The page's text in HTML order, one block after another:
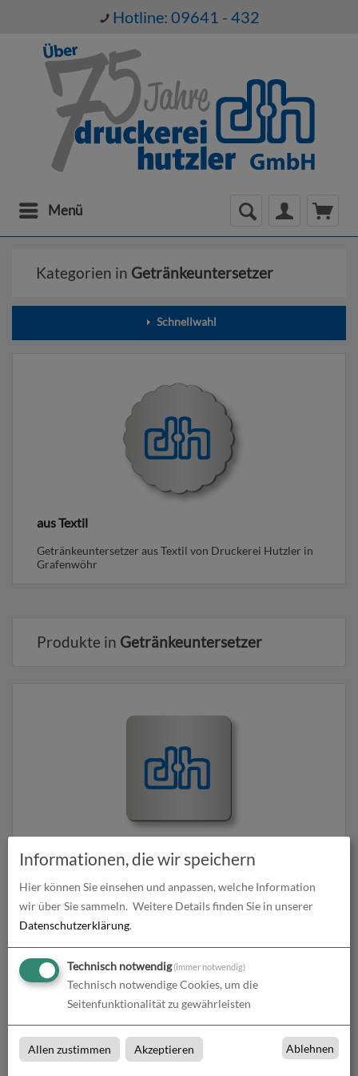
Hotline: 09641 - 432
Menü
Kategorien in Getränkeuntersetzer
Schnellwahl
aus Textil
Getränkeuntersetzer aus Textil von Druckerei Hutzler in
Grafenwöhr
Produkte in Getränkeuntersetzer
Getränkeuntersetzer aus Airlaid | 9 cm x 9 cm eckig |
einseitig bedruckt
zum Artikel
Informationen, die wir speichern
Hier können Sie einsehen und anpassen, welche Information
wir über Sie sammeln. Weitere Details finden Sie in unserer
Datenschutzerklärung.
Technisch notwendig(immer notwendig)
Technisch notwendige Cookies, um die
Seitenfunktionalität zu gewährleisten
Allen zustimmen Akzeptieren Ablehnen